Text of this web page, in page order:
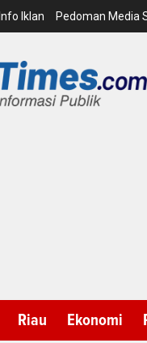
Info Iklan Pedoman Media
Riau Ekonomi